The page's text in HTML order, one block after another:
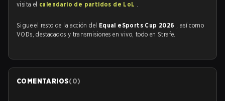
visita el calendario de partidos de LoL .
Sigue el resto de la acción del Equal eSports Cup 2026 , así como
VODs, destacados y transmisiones en vivo, todo en Strafe.
COMENTARIOS(0)